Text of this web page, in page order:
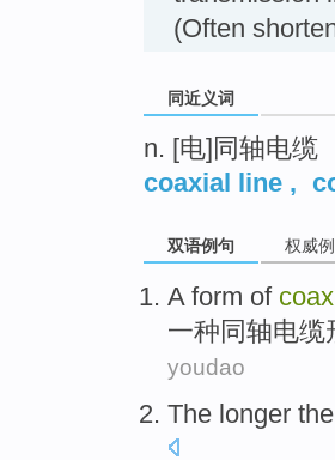
(Often
同近义词
n. [电]同轴电缆
coaxial line ,
双语例句 权威
A form of
一种同轴电缆
youdao
The longer the